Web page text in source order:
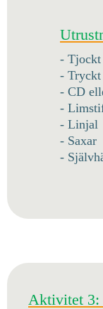
- Tjockt
- Tryckt
- CD
-
- Linjal
- Saxar
-
Aktivitet